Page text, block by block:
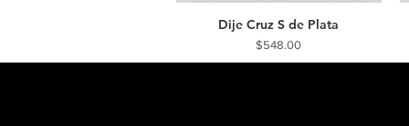
Vista rápida
Dije Cruz S de Plata
Precio
$548.00